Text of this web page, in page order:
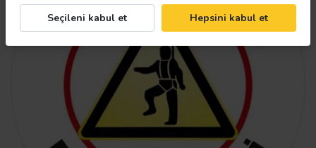
Seçileni kabul et Hepsini kabul et